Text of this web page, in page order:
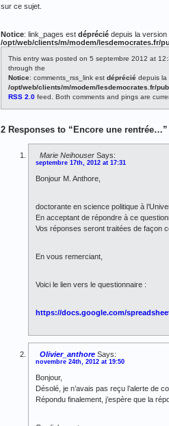
sur ce sujet.
Notice: link_pages est déprécié depuis la
/opt/web/clients/m/modem/lesdemocrates.fr/
This entry was posted on 5 septembre 2012 at
through the
Notice: comments_rss_link est déprécié depuis la
/opt/web/clients/m/modem/lesdemocrates.fr/
RSS 2.0 feed. Both comments and pings are
2 Responses to “Encore une rentrée…”
Marie Neihouser Says:
septembre 17th, 2012 at 17:31
Bonjour M. Anthore,
doctorante en science politique à
En acceptant de répondre à ce
Vos réponses seront traitées de façon
En vous remerciant,
Voici le lien vers le questionnaire :
https://docs.google.com/
Olivier_anthore Says:
novembre 24th, 2012 at 19:50
Bonjour,
Désolé, je n’avais pas reçu l’alerte de
Répondu finalement, j’espère que la